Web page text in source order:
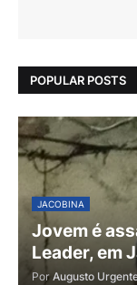
POPULAR POSTS
JACOBINA
Jovem é
Leader, em
Por Augusto